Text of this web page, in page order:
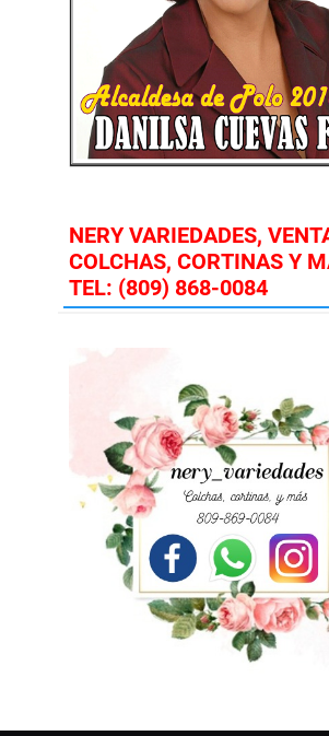
NERY VARIEDADES,
COLCHAS, CORTINAS Y
TEL: (809) 868-0084